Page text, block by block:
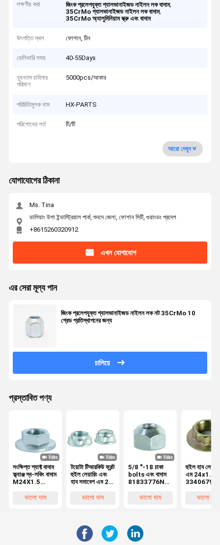
লক্ষণীয় করা জিংক প্রলেপযুক্ত গ্যালভানাইজড নাইলন লক বাদাম,
35CrMo গ্যালভানাইজড নাইলন লক বাদাম,
35CrMo অ্যালুমিনিয়াম স্ক্রু এবং বাদাম
উৎপত্তি স্থল ফোশান, চীন
ডেলিভারি সময় 40-55Days
ন্যূনতম চাহিদার
পরিমাণ
5000pcs/আকার
পরিচিতিমুলক নাম HX-PARTS
পরিশোধের শর্ত টি/টি
আরো দেখুন
যোগাযোগের ঠিকানা
Ms. Tina
ডালিয়াং উশা ইন্ডাস্ট্রিয়াল পার্ক, শুনদে জেলা, ফোশান সিটি, গুয়াংডং প্রদেশ
+8615260320912
এখন যোগাযোগ
এর সেরা মূল্য পান
জিংক প্রলেপযুক্ত গ্যালভানাইজড নাইলন লক নট 35CrMo 10
গ্রেড প্রতিস্থাপনের জন্য
চালিয়ে
প্রস্তাবিত পণ্য
সংক্ষিপ্ত শ্যাফ্ট বাদাম
ফ্ল্যাঞ্জ স্ব-লকিং বাদাম
M24X1.5
902330006
ভালো দাম
টয়োটা টিআরকিউ ফ্রন্ট
হুইল লেয়ারিং এবং
হাব সমাবেশ এম 25
কোয়ালিটি ড্রাইভ
1004980651
1004980627
ভালো দাম
5/8 "-18 চাকা
bolts এবং বাদাম
81833776N
উচ্চ শক্তি 1.5mm
ভালো দাম
হুইল হাব লেয়ার
এম 24x1.5
1132565
ভালো দাম